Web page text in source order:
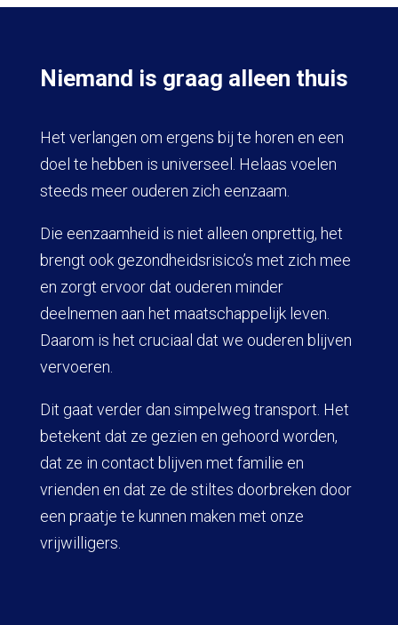
Niemand is graag alleen thuis
Het verlangen om ergens bij te horen en een
doel te hebben is universeel. Helaas voelen
steeds meer ouderen zich eenzaam.
Die eenzaamheid is niet alleen onprettig, het
brengt ook gezondheidsrisico’s met zich mee
en zorgt ervoor dat ouderen minder
deelnemen aan het maatschappelijk leven.
Daarom is het cruciaal dat we ouderen blijven
vervoeren.
Dit gaat verder dan simpelweg transport. Het
betekent dat ze gezien en gehoord worden,
dat ze in contact blijven met familie en
vrienden en dat ze de stiltes doorbreken door
een praatje te kunnen maken met onze
vrijwilligers.